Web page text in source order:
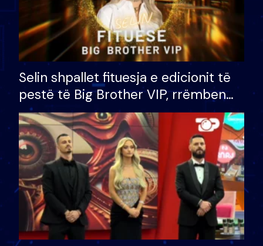
Selin shpallet fituesja e edicionit të
pestë të Big Brother VIP, rrëmben
çmimin e madh prej 100 mijë eurosh